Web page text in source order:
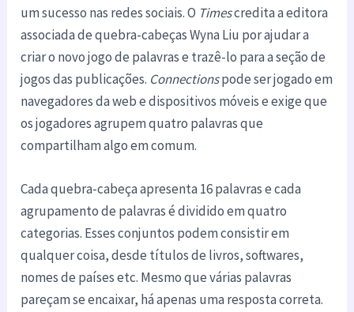
um sucesso nas redes sociais. O Timescredita a editora
associada de quebra-cabeças Wyna Liu por ajudar a
criar o novo jogo de palavras e trazê-lo para a seção de
jogos das publicações. Connectionspode ser jogado em
navegadores da web e dispositivos móveis e exige que
os jogadores agrupem quatro palavras que
compartilham algo em comum.
Cada quebra-cabeça apresenta 16 palavras e cada
agrupamento de palavras é dividido em quatro
categorias. Esses conjuntos podem consistir em
qualquer coisa, desde títulos de livros, softwares,
nomes de países etc. Mesmo que várias palavras
pareçam se encaixar, há apenas uma resposta correta.